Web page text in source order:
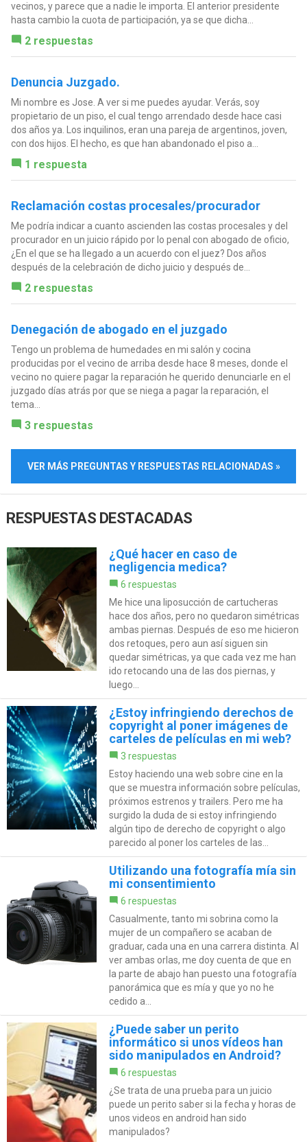
vecinos, y parece que a nadie le importa. El anterior presidente
hasta cambio la cuota de participación, ya se que dicha...
2 respuestas
Denuncia Juzgado.
Mi nombre es Jose. A ver si me puedes ayudar. Verás, soy
propietario de un piso, el cual tengo arrendado desde hace casi
dos años ya. Los inquilinos, eran una pareja de argentinos, joven,
con dos hijos. El hecho, es que han abandonado el piso a...
1 respuesta
Reclamación costas procesales/procurador
Me podría indicar a cuanto ascienden las costas procesales y del
procurador en un juicio rápido por lo penal con abogado de oficio,
¿En el que se ha llegado a un acuerdo con el juez? Dos años
después de la celebración de dicho juicio y después de...
2 respuestas
Denegación de abogado en el juzgado
Tengo un problema de humedades en mi salón y cocina
producidas por el vecino de arriba desde hace 8 meses, donde el
vecino no quiere pagar la reparación he querido denunciarle en el
juzgado días atrás por que se niega a pagar la reparación, el
tema...
3 respuestas
VER MÁS PREGUNTAS Y RESPUESTAS RELACIONADAS »
RESPUESTAS DESTACADAS
¿Qué hacer en caso de
negligencia medica?
6 respuestas
Me hice una liposucción de cartucheras
hace dos años, pero no quedaron simétricas
ambas piernas. Después de eso me hicieron
dos retoques, pero aun así siguen sin
quedar simétricas, ya que cada vez me han
ido retocando una de las dos piernas, y
luego...
¿Estoy infringiendo derechos de
copyright al poner imágenes de
carteles de películas en mi web?
3 respuestas
Estoy haciendo una web sobre cine en la
que se muestra información sobre películas,
próximos estrenos y trailers. Pero me ha
surgido la duda de si estoy infringiendo
algún tipo de derecho de copyright o algo
parecido al poner los carteles de las...
Utilizando una fotografía mía sin
mi consentimiento
6 respuestas
Casualmente, tanto mi sobrina como la
mujer de un compañero se acaban de
graduar, cada una en una carrera distinta. Al
ver ambas orlas, me doy cuenta de que en
la parte de abajo han puesto una fotografía
panorámica que es mía y que yo no he
cedido a...
¿Puede saber un perito
informático si unos vídeos han
sido manipulados en Android?
6 respuestas
¿Se trata de una prueba para un juicio
puede un perito saber si la fecha y horas de
unos videos en android han sido
manipulados?